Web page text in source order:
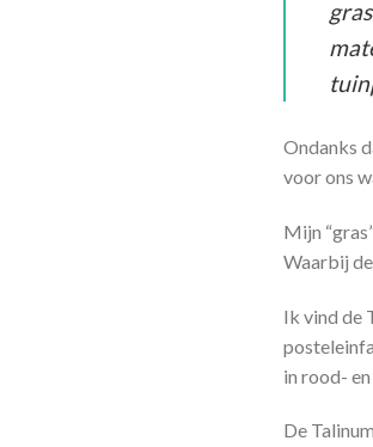
Ondanks
voor ons
Mijn
Waarbij
Ik vind de
in rood-
De